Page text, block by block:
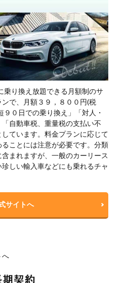
乗り換え放題できる月額制のサ
で、月額３９，８００円(税
０日での乗り換え」「対人・
自動車税、重量税の支払い不
ています。料金プランに応じて
ことには注意が必要です。分類
まれますが、一般のカーリース
しい輸入車などにも乗れるチャ
サイトへ
へ